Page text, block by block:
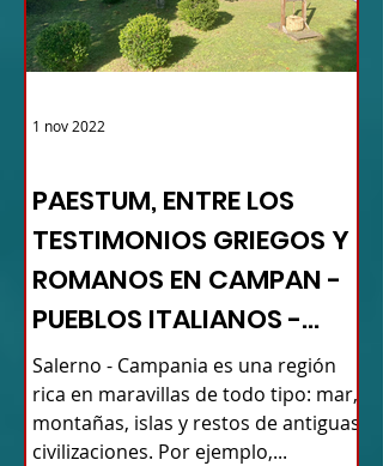
PAESTUM, ENTRE LOS
TESTIMONIOS GRIEGOS Y
ROMANOS EN CAMPAN -
PUEBLOS ITALIANOS -
TURISMO DE RAÍCES
Salerno - Campania es una región
rica en maravillas de todo tipo: mar,
montañas, islas y restos de antiguas
civilizaciones. Por ejemplo,...
1 nov 2022